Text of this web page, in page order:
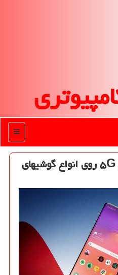
منو
زمان فعال سازی فناوری ۵G روی انواع گوشیهای